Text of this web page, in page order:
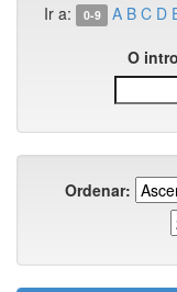
Ir a: 0-9 A B C D
O
Ordenar: